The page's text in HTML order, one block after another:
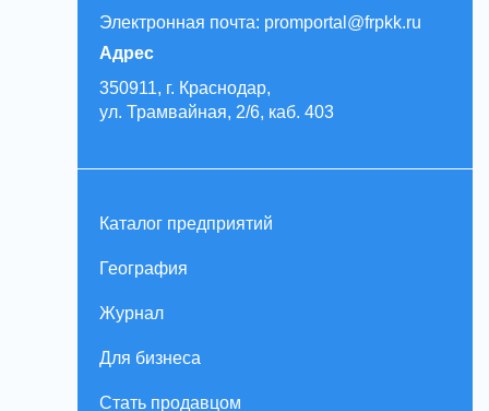
Электронная почта: promportal@frpkk.ru
Адрес
350911, г. Краснодар,
ул. Трамвайная, 2/6, каб. 403
Каталог предприятий
География
Журнал
Для бизнеса
Стать продавцом